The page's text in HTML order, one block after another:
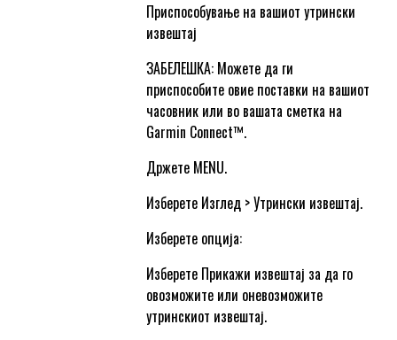
Приспособување на вашиот утрински
извештај
ЗАБЕЛЕШКА: Можете да ги
приспособите овие поставки на вашиот
часовник или во вашата сметка на
Garmin Connect™.
Држете MENU.
Изберете Изглед > Утрински извештај.
Изберете опција:
Изберете Прикажи извештај за да го
овозможите или оневозможите
утринскиот извештај.